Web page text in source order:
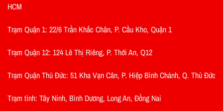
HCM
Trạm Quận 1: 22/6 Trần Khắc Chân, P. Cầu Kho, Quận 1
Trạm Quận 12: 124 Lê Thị Riêng, P. Thới An, Q12
Trạm Quận Thủ Đức: 51 Kha Vạn Cân, P. Hiệp Bình Chánh, Q. Thủ Đức
Trạm tỉnh: Tây Ninh, Bình Dương, Long An, Đồng Nai